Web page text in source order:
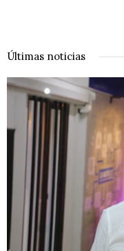
Últimas noticias